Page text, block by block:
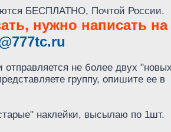
БЕСПЛАТНО, Почтой России.
нужно написать на
отправляется не более двух
группу, опишите ее в
наклейки, высылаю по 1шт.